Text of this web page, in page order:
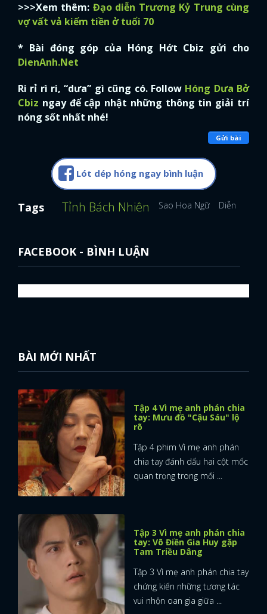
FACEBOOK
>>>Xem thêm: Đạo diễn Trương Kỷ Trung cùng
vợ vất vả kiếm tiền ở tuổi 70
* Bài đóng góp của Hóng Hớt Cbiz gửi cho
DienAnh.Net
Ri rỉ rì ri, “dưa” gì cũng có. FollowHóng Dưa Bở
Cbiz ngay để cập nhật những thông tin giải trí
nóng sốt nhất nhé!
Gửi bài
Lót dép hóng ngay bình luận
Tags Tỉnh Bách Nhiên Sao Hoa Ngữ Diễn viên
FACEBOOK - BÌNH LUẬN
BÀI MỚI NHẤT
Tập 4 Vì mẹ anh phán chia
tay: Mưu đồ "Cậu Sáu" lộ
rõ
Tập 4 phim Vì mẹ anh phán
chia tay đánh dấu hai cột mốc
quan trọng trong mối ...
Tập 3 Vì mẹ anh phán chia
tay: Võ Điền Gia Huy gặp
Tam Triều Dâng
Tập 3 Vì mẹ anh phán chia tay
chứng kiến những tương tác
vui nhộn oan gia giữa ...